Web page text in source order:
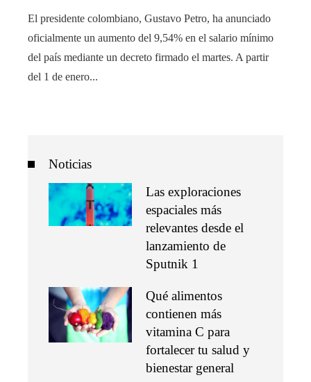
El presidente colombiano, Gustavo Petro, ha anunciado
oficialmente un aumento del 9,54% en el salario mínimo
del país mediante un decreto firmado el martes. A partir
del 1 de enero...
Noticias
Las exploraciones
espaciales más
relevantes desde el
lanzamiento de
Sputnik 1
Qué alimentos
contienen más
vitamina C para
fortalecer tu salud y
bienestar general